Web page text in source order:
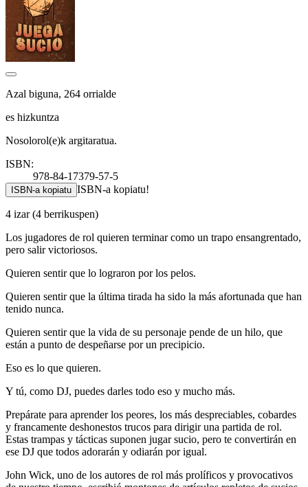
Azal biguna, 264 orrialde
es hizkuntza
Nosolorol(e)k argitaratua.
ISBN:
978-84-17379-57-5
ISBN-a kopiatu ISBN-a kopiatu!
4 izar(4 berrikuspen)
Los jugadores de rol quieren terminar como un trapo ensangrentado,
pero salir victoriosos.
Quieren sentir que lo lograron por los pelos.
Quieren sentir que la última tirada ha sido la más afortunada que han
tenido nunca.
Quieren sentir que la vida de su personaje pende de un hilo, que
están a punto de despeñarse por un precipicio.
Eso es lo que quieren.
Y tú, como DJ, puedes darles todo eso y mucho más.
Prepárate para aprender los peores, los más despreciables, cobardes
y francamente deshonestos trucos para dirigir una partida de rol.
Estas trampas y tácticas suponen jugar sucio, pero te convertirán en
ese DJ que todos adorarán y odiarán por igual.
John Wick, uno de los autores de rol más prolíficos y provocativos